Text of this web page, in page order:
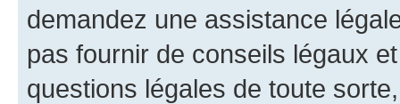
demandez une assistance
pas fournir de conseils légaux
questions légales de toute